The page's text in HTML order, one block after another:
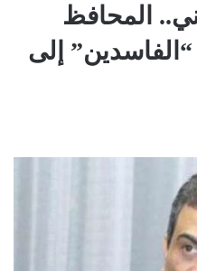
المحافظ
إلى